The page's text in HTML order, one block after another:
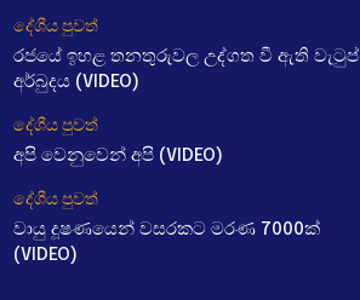
දේශීය පුවත්
රජයේ ඉහළ තනතුරුවල උද්ගත වී ඇති වැටුප්
අර්බුදය (VIDEO)
දේශීය පුවත්
අපි වෙනුවෙන් අපි (VIDEO)
දේශීය පුවත්
වායු දූෂණයෙන් වසරකට මරණ 7000ක්
(VIDEO)